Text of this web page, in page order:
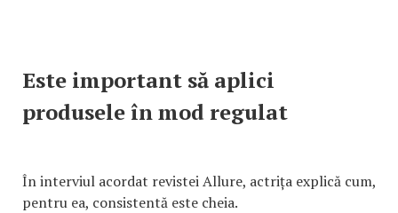
Este important să aplici
produsele în mod regulat
În interviul acordat revistei Allure, actrița explică cum,
pentru ea, consistentă este cheia.